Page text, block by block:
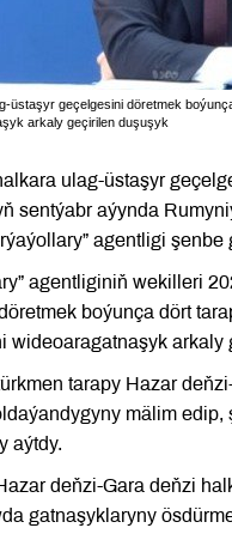
üstaşyr geçelgesini döretmek
arkaly geçirilen duşuşyk
ulag-üstaşyr
sentýabr aýynda
agentligi şenbe
agentliginiň wekilleri
boýunça dört
wideoaragatnaşyk arkaly
tarapy Hazar
mälim
aýtdy.
deňzi-Gara deňzi
gatnaşyklaryny